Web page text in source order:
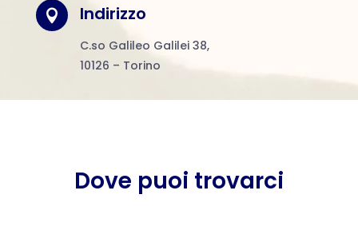
 Indirizzo
C.so Galileo Galilei 38,
10126 – Torino
Dove puoi trovarci